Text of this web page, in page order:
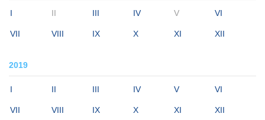
I II III IV V VI
VII VIII IX X XI XII
2019
I II III IV V VI
VII VIII IX X XI XII